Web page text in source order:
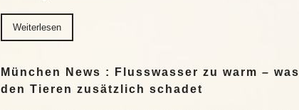
Weiterlesen
München News : Flusswasser zu warm – was
den Tieren zusätzlich schadet